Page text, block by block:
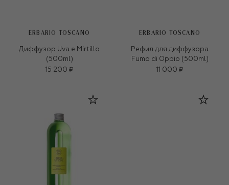
ERBARIO TOSCANO
Диффузор Uva e Mirtillo
(500ml)
15 200 ₽
ERBARIO TOSCANO
Рефил для диффузора
Fumo di Oppio (500ml)
11 000 ₽